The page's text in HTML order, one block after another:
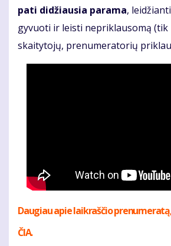
pati didžiausia parama,
gyvuoti ir leisti nepriklausomą (tik
skaitytojų, prenumeratorių
Daugiau apie laikraščio
ČIA.